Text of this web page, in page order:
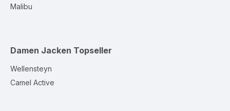
Malibu
Damen Jacken Topseller
Wellensteyn
Camel Active